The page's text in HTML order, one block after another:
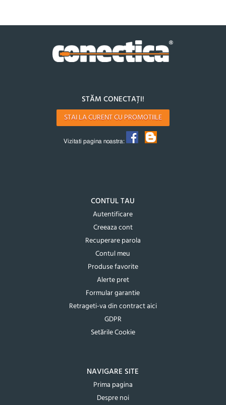
STĂM CONECTAȚI!
STAI LA CURENT CU PROMOTIILE
Vizitati pagina noastra:
CONTUL TAU
Autentificare
Creeaza cont
Recuperare parola
Contul meu
Produse favorite
Alerte pret
Formular garantie
Retrageti-va din contract aici
GDPR
Setările Cookie
NAVIGARE SITE
Prima pagina
Despre noi